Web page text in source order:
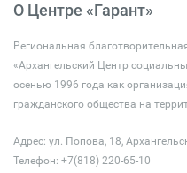
О Центре «Гарант»
Региональная
«Архангельский Центр
осенью 1996 года как
гражданского общества на
Адрес: ул. Попова, 18,
Телефон: +7(818) 220-65-10